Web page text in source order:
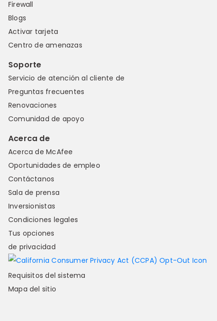
Firewall
Blogs
Activar tarjeta
Centro de amenazas
Soporte
Servicio de atención al cliente de
Preguntas frecuentes
Renovaciones
Comunidad de apoyo
Acerca de
Acerca de McAfee
Oportunidades de empleo
Contáctanos
Sala de prensa
Inversionistas
Condiciones legales
Tus opciones
de privacidad
Requisitos del sistema
Mapa del sitio